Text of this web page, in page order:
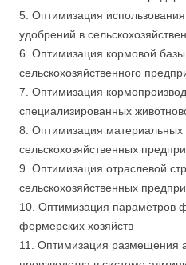
5. Оптимизация
удобрений в
6. Оптимизация кормовой базы
сельскохозяйственного
7. Оптимизация
специализированных
8. Оптимизация материальных
сельскохозяйственных
9. Оптимизация отраслевой
сельскохозяйственных
10. Оптимизация параметров
фермерских хозяйств
11. Оптимизация размещения